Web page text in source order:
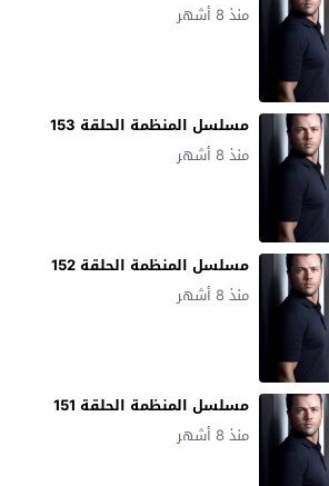
منذ 8 أشهر
مسلسل المنظمة الحلقة 153
منذ 8 أشهر
مسلسل المنظمة الحلقة 152
منذ 8 أشهر
مسلسل المنظمة الحلقة 151
منذ 8 أشهر